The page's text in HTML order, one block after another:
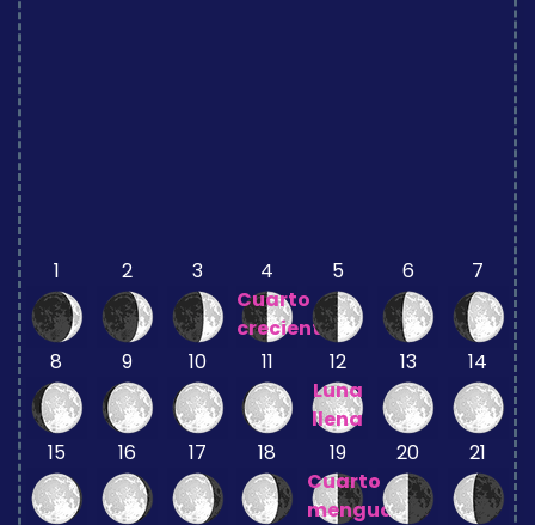
1 2 3
4
Cuarto
creciente
5 6 7
8 9 10 11
12
Luna
llena
13 14
15 16 17 18
19
Cuarto
menguante
20 21